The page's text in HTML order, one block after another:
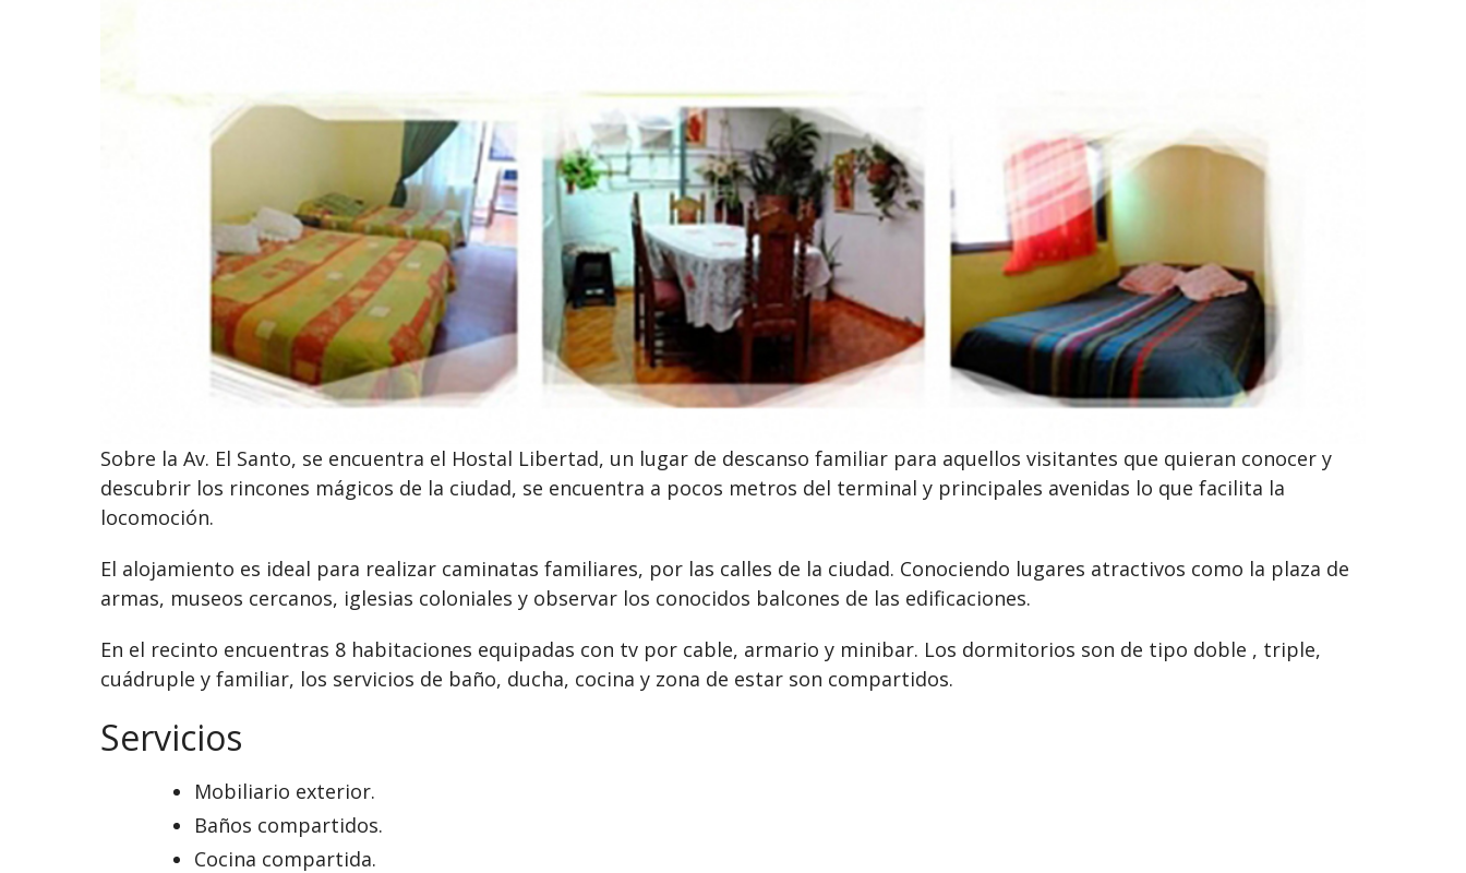
Sobre la Av. El Santo, se encuentra el Hostal Libertad, un lugar de descanso familiar para aquellos visitantes que quieran conocer y
descubrir los rincones mágicos de la ciudad, se encuentra a pocos metros del terminal y principales avenidas lo que facilita la
locomoción.
El alojamiento es ideal para realizar caminatas familiares, por las calles de la ciudad. Conociendo lugares atractivos como la plaza de
armas, museos cercanos, iglesias coloniales y observar los conocidos balcones de las edificaciones.
En el recinto encuentras 8 habitaciones equipadas con tv por cable, armario y minibar. Los dormitorios son de tipo doble , triple,
cuádruple y familiar, los servicios de baño, ducha, cocina y zona de estar son compartidos.
Servicios
Mobiliario exterior.
Baños compartidos.
Cocina compartida.